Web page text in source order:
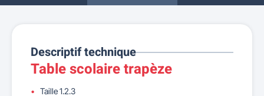
Descriptif technique
Table scolaire trapèze
Taille 1.2.3